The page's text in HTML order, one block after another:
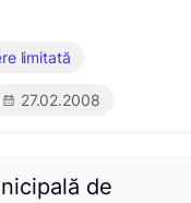
limitată
27.02.2008
de